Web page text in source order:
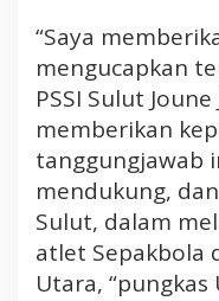
“Saya
mengucapkan
PSSI Sulut
memberikan
tanggungjawab
mendukung,
Sulut, dalam
atlet Sepakbola
Utara, “pungkas